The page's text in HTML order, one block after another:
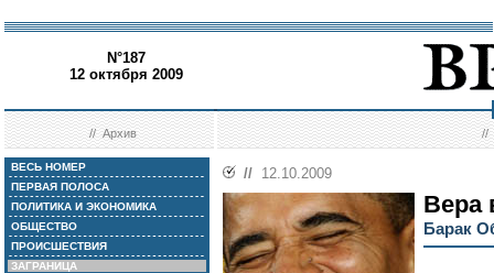
N°187
12 октября 2009
//Архив //
ВЕСЬ НОМЕР
ПЕРВАЯ ПОЛОСА
ПОЛИТИКА И ЭКОНОМИКА
ОБЩЕСТВО
ПРОИСШЕСТВИЯ
ЗАГРАНИЦА
// 12.10.2009
Вера
Барак